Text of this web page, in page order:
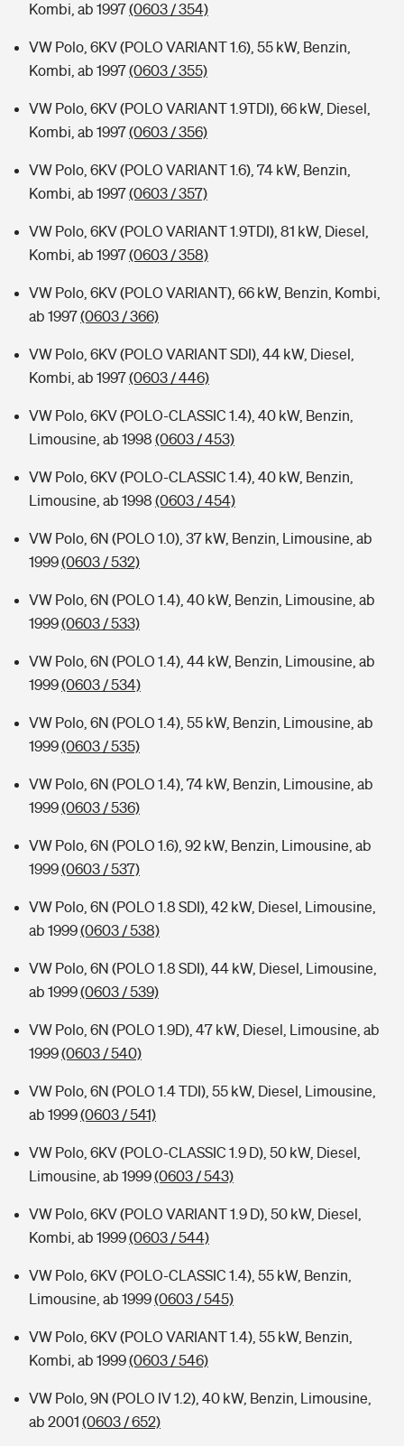
Kombi, ab 1997(0603 / 354)
VW Polo, 6KV (POLO VARIANT 1.6), 55 kW, Benzin,
Kombi, ab 1997(0603 / 355)
VW Polo, 6KV (POLO VARIANT 1.9TDI), 66 kW, Diesel,
Kombi, ab 1997(0603 / 356)
VW Polo, 6KV (POLO VARIANT 1.6), 74 kW, Benzin,
Kombi, ab 1997(0603 / 357)
VW Polo, 6KV (POLO VARIANT 1.9TDI), 81 kW, Diesel,
Kombi, ab 1997(0603 / 358)
VW Polo, 6KV (POLO VARIANT), 66 kW, Benzin, Kombi,
ab 1997(0603 / 366)
VW Polo, 6KV (POLO VARIANT SDI), 44 kW, Diesel,
Kombi, ab 1997(0603 / 446)
VW Polo, 6KV (POLO-CLASSIC 1.4), 40 kW, Benzin,
Limousine, ab 1998 (0603 / 453)
VW Polo, 6KV (POLO-CLASSIC 1.4), 40 kW, Benzin,
Limousine, ab 1998 (0603 / 454)
VW Polo, 6N (POLO 1.0), 37 kW, Benzin, Limousine, ab
1999(0603 / 532)
VW Polo, 6N (POLO 1.4), 40 kW, Benzin, Limousine, ab
1999(0603 / 533)
VW Polo, 6N (POLO 1.4), 44 kW, Benzin, Limousine, ab
1999(0603 / 534)
VW Polo, 6N (POLO 1.4), 55 kW, Benzin, Limousine, ab
1999(0603 / 535)
VW Polo, 6N (POLO 1.4), 74 kW, Benzin, Limousine, ab
1999(0603 / 536)
VW Polo, 6N (POLO 1.6), 92 kW, Benzin, Limousine, ab
1999(0603 / 537)
VW Polo, 6N (POLO 1.8 SDI), 42 kW, Diesel, Limousine,
ab 1999(0603 / 538)
VW Polo, 6N (POLO 1.8 SDI), 44 kW, Diesel, Limousine,
ab 1999(0603 / 539)
VW Polo, 6N (POLO 1.9D), 47 kW, Diesel, Limousine, ab
1999(0603 / 540)
VW Polo, 6N (POLO 1.4 TDI), 55 kW, Diesel, Limousine,
ab 1999(0603 / 541)
VW Polo, 6KV (POLO-CLASSIC 1.9 D), 50 kW, Diesel,
Limousine, ab 1999(0603 / 543)
VW Polo, 6KV (POLO VARIANT 1.9 D), 50 kW, Diesel,
Kombi, ab 1999(0603 / 544)
VW Polo, 6KV (POLO-CLASSIC 1.4), 55 kW, Benzin,
Limousine, ab 1999(0603 / 545)
VW Polo, 6KV (POLO VARIANT 1.4), 55 kW, Benzin,
Kombi, ab 1999(0603 / 546)
VW Polo, 9N (POLO IV 1.2), 40 kW, Benzin, Limousine,
ab 2001 (0603 / 652)